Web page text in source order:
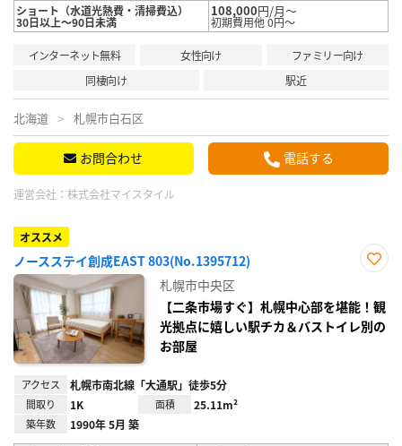
ショート（水道光熱費・清掃費込）
30日以上～90日未満
108,000円/月～
初期費用他 0円～
インターネット無料 女性向け
ファミリー向け
同棲向け
駅近
北海道 札幌市白石区
お問合わせ 電話する
運営会社： 株式会社マイスタイル
オススメ
ノースステイ創成EAST 803(No.1395712)
り登
録
札幌市中央区
【二条市場すぐ】札幌中心部を堪能！観
光拠点に嬉しい駅チカ＆バストイレ別の
お部屋
アクセス 札幌市南北線「大通駅」徒歩5分
間取り 1K 面積 25.11m²
築年数 1990年 5月 築